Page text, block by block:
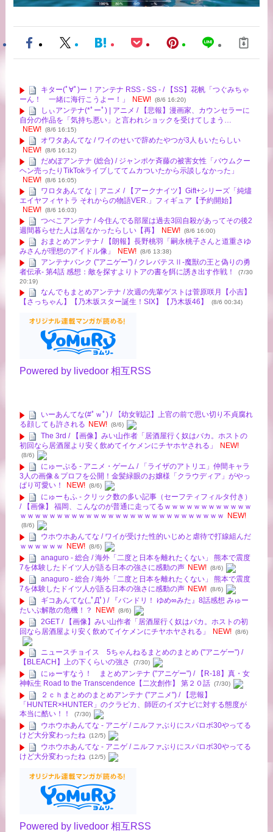
キター(ﾟ∀ﾟ)ー！アンテナ RSS - SS - / 【SS】花帆「つぐみちゃ
ーん！ 一緒に海行こうよー！」
NEW! (8/6 16:20)
しぃアンテナ(*ﾟーﾟ) | アニメ / 【悲報】漫画家、カウンセラーに
自分の作品を「気持ち悪い」と言われショックを受けてしまう…
NEW! (8/6 16:15)
オワタあんてな / ワイのせいで辞めたやつが3人もいたらしい
NEW! (8/6 16:12)
だめぽアンテナ (総合) / ジャンポケ斉藤の被害女性「バウムクー
ヘン売ったりTikTokライブしててムカついたから示談しなかった」
NEW! (8/6 16:05)
ワロタあんてな｜アニメ / 【アークナイツ】Gift+シリーズ「純燼
エイヤフィヤトラ それからの物語VER.」フィギュア【予約開始】
NEW! (8/6 16:03)
つべこアンテナ / 今住んでる部屋は過去3回自殺があってその後2
週間暮らせた人は居なかったらしい【再】
NEW! (8/6 16:00)
おまとめアンテナ / 【朗報】長野桃羽「嗣永桃子さんと道重さゆ
みさんが理想のアイドル像」
NEW! (8/6 13:38)
アンテナバンク ("アニゲー") / クレバテスⅡ-魔獣の王と偽りの勇
者伝承- 第4話 感想：敵を探すよりトアの書を餌に誘き出す作戦！
(7/30
20:19)
なんでもまとめアンテナ / 次週の先輩ゲストは菅原咲月【小吉】
【さっちゃん】【乃木坂スター誕生！SIX】【乃木坂46】
(8/6 00:34)
Powered by livedoor 相互RSS
いーあんてな(#ﾟｗﾟ) / 【幼女戦記】上官の前で思い切り不貞腐れ
る顔しても許される NEW! (8/6)
The 3rd / 【画像】みい山作者「居酒屋行く奴はバカ。ホストの
初回なら居酒屋より安く飲めてイケメンにチヤホヤされる」
NEW!
(8/6)
にゅーぷる - アニメ・ゲーム / 「ライザのアトリエ」仲間キャラ
3人の画像＆プロフを公開！金髪緑眼のお嬢様「クラウディア」がやっ
ぱり可愛い！
NEW! (8/6)
にゅーもふ - クリック数の多い記事（セーフティフィルタ付き）
/ 【画像】 福岡、こんなのが普通に走ってるｗｗｗｗｗｗｗｗｗｗｗｗ
ｗｗｗｗｗｗｗｗｗｗｗｗｗｗｗｗｗｗｗｗｗｗｗｗｗｗｗｗ
NEW!
(8/6)
ウホウホあんてな / ワイが受けた性的いじめと虐待で打線組んだ
ｗｗｗｗｗｗ
NEW! (8/6)
anaguro - 総合 / 海外「二度と日本を離れたくない」 熊本で震度
7を体験したドイツ人が語る日本の強さに感動の声 NEW! (8/6)
anaguro - 総合 / 海外「二度と日本を離れたくない」 熊本で震度
7を体験したドイツ人が語る日本の強さに感動の声 NEW! (8/6)
ギコあんてな(,,ﾟДﾟ) / 『バンドリ！ ゆめ∞みた』8話感想 みゅー
たいぷ解散の危機！？
NEW! (8/6)
2GET / 【画像】みい山作者「居酒屋行く奴はバカ。ホストの初
回なら居酒屋より安く飲めてイケメンにチヤホヤされる」
NEW! (8/6)
ニュースチョイス 5ちゃんねるまとめのまとめ ("アニゲー") /
【BLEACH】上の下くらいの強さ
(7/30)
にゅーすなう！ まとめアンテナ ("アニゲー") / 【R-18】真・女
神転生 Road to the Transcendence【二次創作】 第２０話 (7/30)
２ｃｈまとめのまとめアンテナ ("アニメ") / 【悲報】
「HUNTER×HUNTER」のクラピカ、師匠のイズナビに対する態度が
本当に酷い！！
(7/30)
ウホウホあんてな - アニゲ / ニルファぶりにスパロボ30やってる
けど大分変わったね (12/5)
ウホウホあんてな - アニゲ / ニルファぶりにスパロボ30やってる
けど大分変わったね (12/5)
Powered by livedoor 相互RSS